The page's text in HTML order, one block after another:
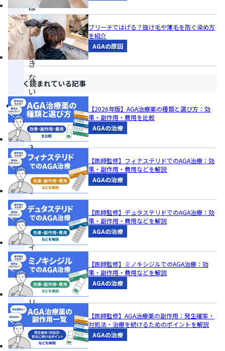
は
購
入
で
き
な
い
個
人
輸
入
で
入
手
し
た
フ
ィ
ナ
ス
テ
リ
ド
を
服
ブリーチではげる？抜け毛や薄毛を防ぐ染め方
を紹介
AGAの原因
よく読まれている記事
【2026年版】AGA治療薬の種類と選び方：効
果・副作用・費用を比較
AGAの治療
【医師監修】フィナステリドでのAGA治療：効
果・副作用・費用などを解説
AGAの治療
【医師監修】デュタステリドでのAGA治療：効
果・副作用・費用などを解説
AGAの治療
【医師監修】ミノキシジルでのAGA治療：効
果・副作用・費用などを解説
AGAの治療
【医師監修】AGA治療薬の副作用：発生確率・
対処法・治療を続けるためのポイントを解説
AGAの治療